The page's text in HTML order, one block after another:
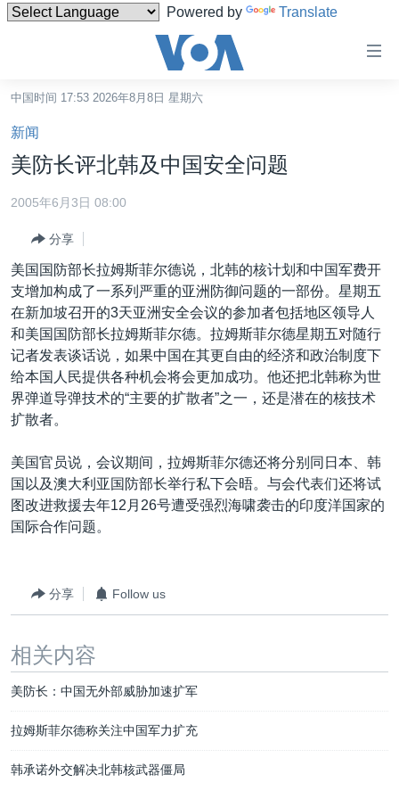
Powered by Translate
碍
链
接
跳
转
容
到
导
航
跳
到
检
索
中国
港澳
国际
最新国际新闻
印太
中东
欧洲
美洲
全球议题
分类新闻
经济·金融·贸易
人权·法律·宗教
科教·文娱·体健
劳工
环境
美中关系
热点专题
白宫要闻
美中关系
美国建国250周年
埃博拉疫情
重要讲话与声明
南中国海争端
关注西藏
关注新疆
VOA视频
中文广播
关注我们
中国时间 17:53 2026年8月8日 星期六
新闻
美防长评北韩及中国安全问题
2005年6月3日 08:00
分享
美国国防部长拉姆斯菲尔德说，北韩的核计划和中国军费开
支增加构成了一系列严重的亚洲防御问题的一部份。星期五
在新加坡召开的3天亚洲安全会议的参加者包括地区领导人
和美国国防部长拉姆斯菲尔德。拉姆斯菲尔德星期五对随行
记者发表谈话说，如果中国在其更自由的经济和政治制度下
给本国人民提供各种机会将会更加成功。他还把北韩称为世
界弹道导弹技术的“主要的扩散者”之一，还是潜在的核技术
扩散者。
美国官员说，会议期间，拉姆斯菲尔德还将分别同日本、韩
国以及澳大利亚国防部长举行私下会晤。与会代表们还将试
图改进救援去年12月26号遭受强烈海啸袭击的印度洋国家的
国际合作问题。
分享 Follow us
相关内容
美防长：中国无外部威胁加速扩军
拉姆斯菲尔德称关注中国军力扩充
韩承诺外交解决北韩核武器僵局